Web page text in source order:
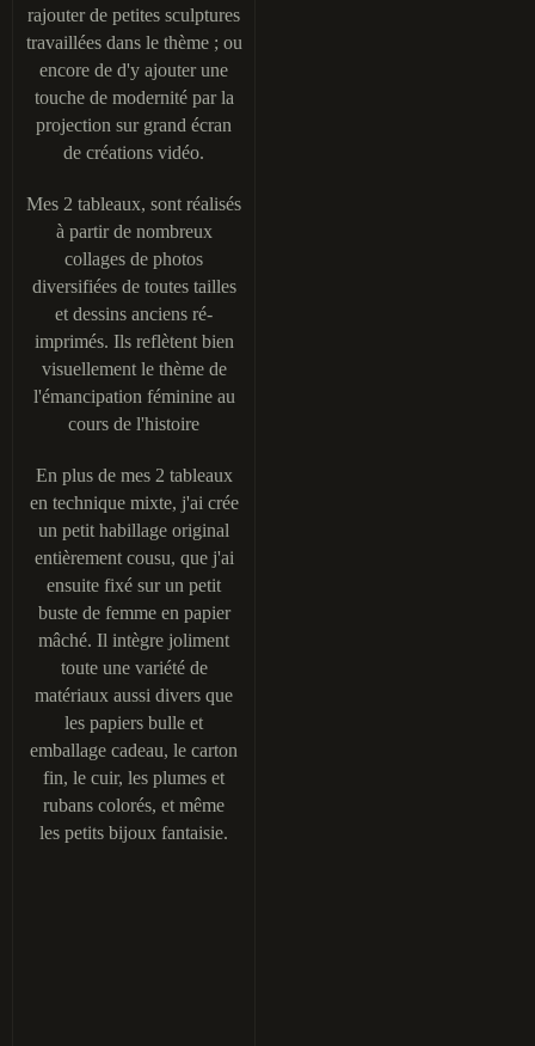
rajouter de petites sculptures
travaillées dans le thème ; ou
encore de d'y ajouter une
touche de modernité par la
projection sur grand écran
de créations vidéo.
Mes 2 tableaux, sont réalisés
à partir de nombreux
collages de photos
diversifiées de toutes tailles
et dessins anciens ré-
imprimés. Ils reflètent bien
visuellement le thème de
l'émancipation féminine au
cours de l'histoire
En plus de mes 2 tableaux
en technique mixte, j'ai crée
un petit habillage original
entièrement cousu, que j'ai
ensuite fixé sur un petit
buste de femme en papier
mâché. Il intègre joliment
toute une variété de
matériaux aussi divers que
les papiers bulle et
emballage cadeau, le carton
fin, le cuir, les plumes et
rubans colorés, et même
les petits bijoux fantaisie.